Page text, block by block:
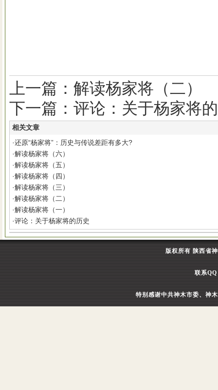
上一篇：解读杨家将（二）
下一篇：评论：关于杨家将
相关文章
·还原“杨家将”：历史与传说差距有多大?
·解读杨家将（六）
·解读杨家将（五）
·解读杨家将（四）
·解读杨家将（三）
·解读杨家将（二）
·解读杨家将（一）
·评论：关于杨家将的历史
版权所有 陕西省
联系
特别感谢中共神木市委、神